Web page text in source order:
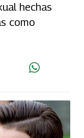
hechas
como